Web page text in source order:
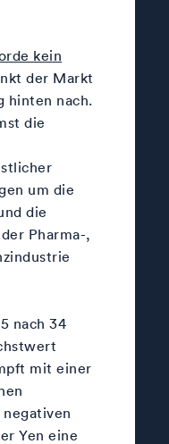
kein
der Markt
hinten nach.
die
um die
die
Pharma-,
nach 34
mit einer
Yen eine